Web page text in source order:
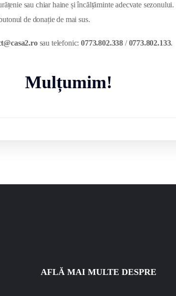
sau chiar haine și încălțăminte adecvate
de donație de mai sus.
sau telefonic:0773.802.338 /0773.802.133.
Mulțumim!
AFLĂ MAI MULTE DESPRE